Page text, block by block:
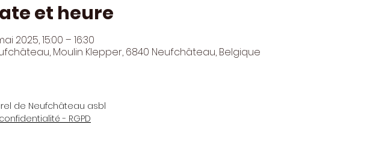
et heure
2025, 15:00 – 16:30
Moulin Klepper, 6840 Neufchâteau, Belgique
de Neufchâteau asbl
- RGPD